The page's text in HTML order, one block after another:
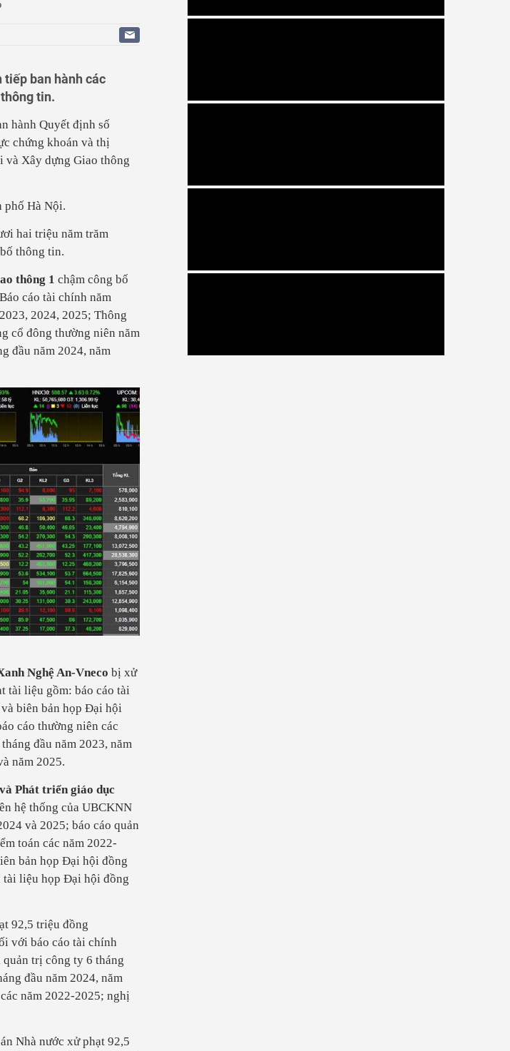
lắp camera trong đợt
tiếp ban hành các
tin.
hành Quyết định số
chứng khoán và thị
và Xây dựng Giao thông
phố Hà Nội.
hai triệu năm trăm
thông tin.
thông 1 chậm công bố
cáo tài chính năm
2024, 2025; Thông
cổ đông thường niên năm
đầu năm 2024, năm
Nghệ An-Vneco bị xử
tài liệu gồm: báo cáo tài
biên bản họp Đại hội
cáo thường niên các
đầu năm 2023, năm
năm 2025.
Phát triển giáo dục
hệ thống của UBCKNN
và 2025; báo cáo quản
toán các năm 2022-
bản họp Đại hội đồng
tài liệu họp Đại hội đồng
92,5 triệu đồng
với báo cáo tài chính
trị công ty 6 tháng
đầu năm 2024, năm
năm 2022-2025; nghị
Nhà nước xử phạt 92,5